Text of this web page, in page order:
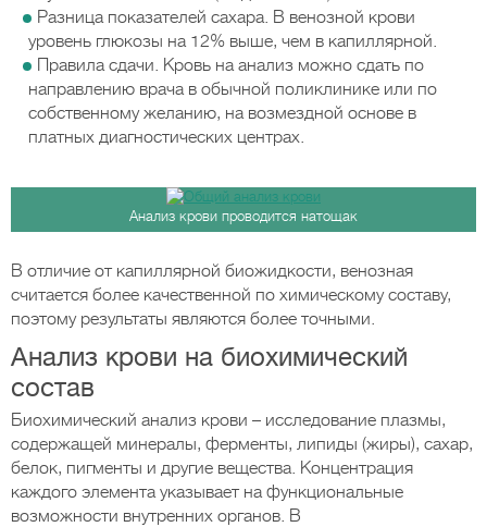
Разница показателей сахара. В венозной крови
уровень глюкозы на 12% выше, чем в капиллярной.
Правила сдачи. Кровь на анализ можно сдать по
направлению врача в обычной поликлинике или по
собственному желанию, на возмездной основе в
платных диагностических центрах.
Анализ крови проводится натощак
В отличие от капиллярной биожидкости, венозная
считается более качественной по химическому составу,
поэтому результаты являются более точными.
Анализ крови на биохимический
состав
Биохимический анализ крови – исследование плазмы,
содержащей минералы, ферменты, липиды (жиры), сахар,
белок, пигменты и другие вещества. Концентрация
каждого элемента указывает на функциональные
возможности внутренних органов. В